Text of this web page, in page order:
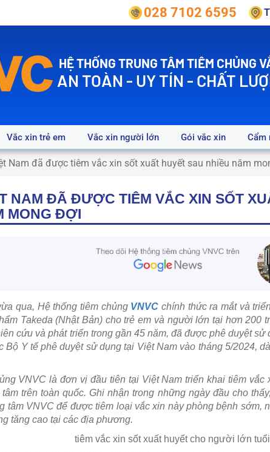
028 7102 6595
HỆ THỐNG TRUNG TÂM TIÊM CHỦNG
AN TOÀN - UY TÍN - CHẤT
Vắc xin trẻ em Vắc xin người lớn Gói vắc xin Cẩm
Nam đã được tiêm vắc xin sốt xuất huyết sau nhiều năm
NAM ĐÃ ĐƯỢC TIÊM VẮC XIN SỐT
MONG ĐỢI
qua, Hệ thống tiêm chủng VNVC chính thức ra mắt và
Takeda (Nhật Bản) cho trẻ em và người lớn tại hơn 200
cứu và phát triển trong gần 45 năm, đã được phê duyệt sử
Bộ Y tế phê duyệt sử dụng tại Việt Nam vào tháng 5/2024,
VNVC là đơn vị đầu tiên tại Việt Nam triển khai tiêm vắc
trên toàn quốc. Ghi nhận trong những ngày đầu cho
tâm VNVC để được tiêm loại vắc xin này phòng bệnh sớm,
tăng cao tại các địa phương.